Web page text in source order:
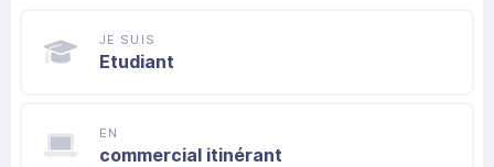
JE SUIS
Etudiant
EN
commercial itinérant